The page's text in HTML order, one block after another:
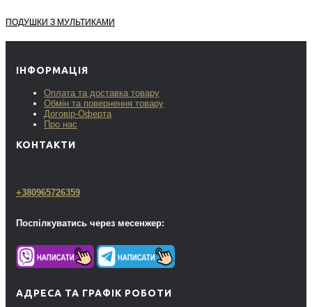
ПОДУШКИ З МУЛЬТИКАМИ
ІНФОРМАЦІЯ
Оплата та доставка товару
Обмін та повернення товару
Договір-Оферта
Про нас
КОНТАКТИ
+380965726359
Поспілкуватись через месенжер:
АДРЕСА ТА ГРАФІК РОБОТИ